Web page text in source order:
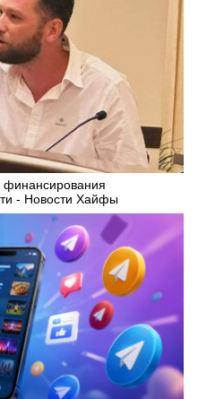
финансирования
- Новости Хайфы